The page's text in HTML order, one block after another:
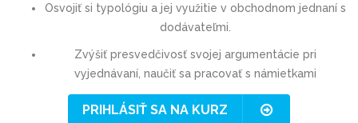
Osvojiť si typológiu a jej využitie v obchodnom jednaní s
dodávateľmi.
Zvýšiť presvedčivosť svojej argumentácie pri
vyjednávaní, naučiť sa pracovať s námietkami
PRIHLÁSIŤ SA NA KURZ